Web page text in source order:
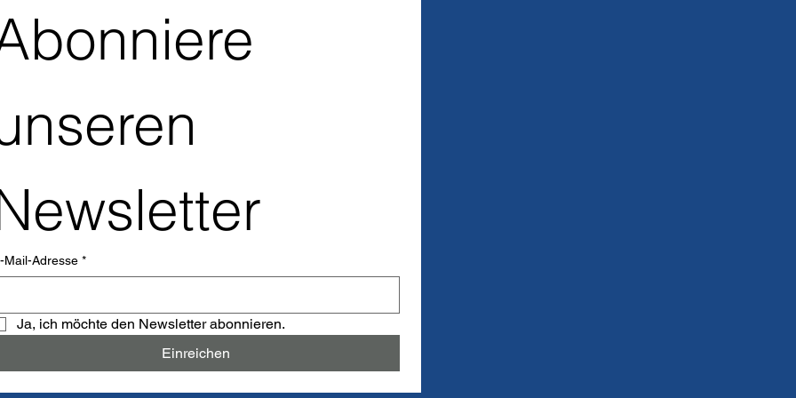
Mail-Adresse *
Ja, ich möchte den Newsletter abonnieren.
Einreichen